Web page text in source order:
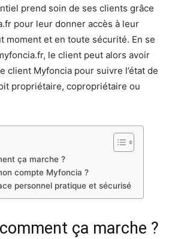
prend soin de ses clients grâce
pour leur donner accès à leur
moment et en toute sécurité. En se
le client peut alors avoir
client Myfoncia pour suivre l’état de
propriétaire, copropriétaire ou
ça marche ?
compte Myfoncia ?
personnel pratique et sécurisé
ça marche ?